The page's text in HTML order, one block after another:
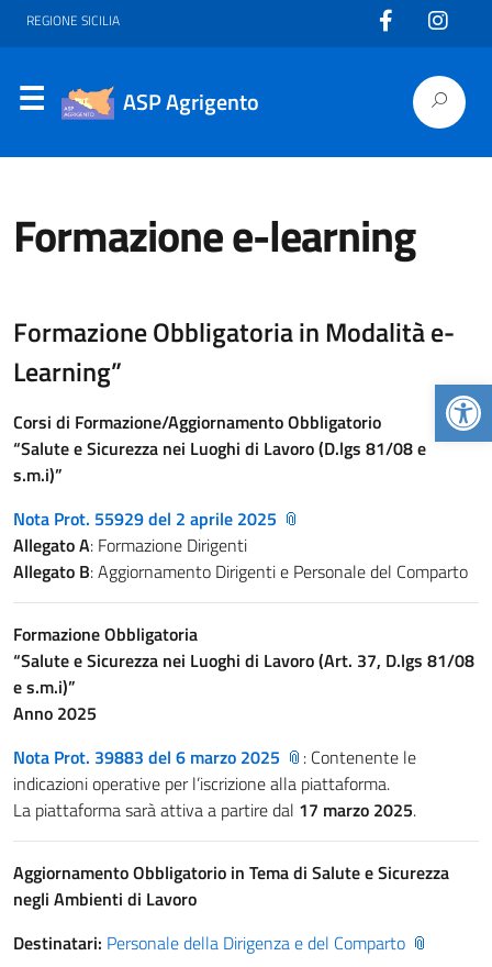
REGIONE SICILIA
ASP Agrigento
Formazione e-learning
Formazione Obbligatoria in Modalità e-
Learning”
Corsi di Formazione/Aggiornamento Obbligatorio
“Salute e Sicurezza nei Luoghi di Lavoro (D.lgs 81/08 e
s.m.i)”
Nota Prot. 55929 del 2 aprile 2025
Allegato A: Formazione Dirigenti
Allegato B: Aggiornamento Dirigenti e Personale del Comparto
Formazione Obbligatoria
“Salute e Sicurezza nei Luoghi di Lavoro (Art. 37, D.lgs 81/08
e s.m.i)”
Anno 2025
Nota Prot. 39883 del 6 marzo 2025
: Contenente le
indicazioni operative per l’iscrizione alla piattaforma.
La piattaforma sarà attiva a partire dal 17 marzo 2025.
Aggiornamento Obbligatorio in Tema di Salute e Sicurezza
negli Ambienti di Lavoro
Destinatari: Personale della Dirigenza e del Comparto